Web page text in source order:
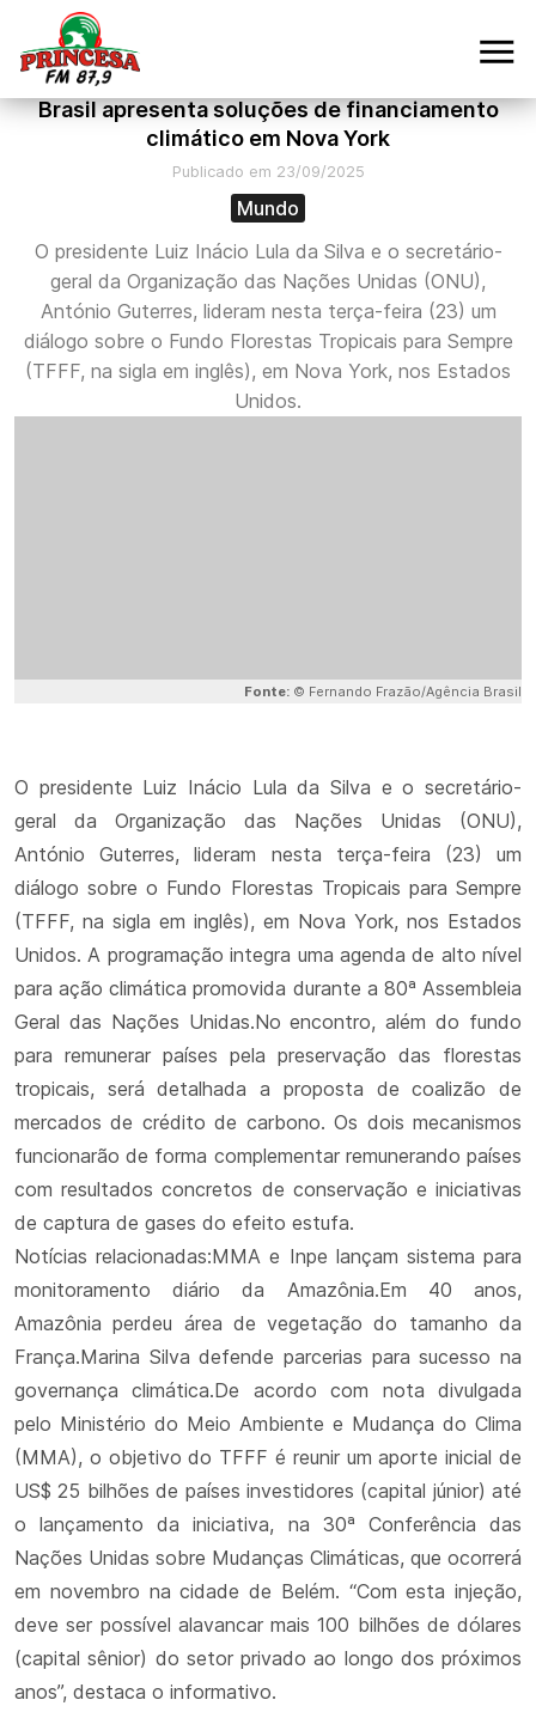
Brasil apresenta soluções de financiamento
climático em Nova York
Publicado em 23/09/2025
Mundo
O presidente Luiz Inácio Lula da Silva e o secretário-
geral da Organização das Nações Unidas (ONU),
António Guterres, lideram nesta terça-feira (23) um
diálogo sobre o Fundo Florestas Tropicais para Sempre
(TFFF, na sigla em inglês), em Nova York, nos Estados
Unidos.
Fonte: © Fernando Frazão/Agência Brasil
O presidente Luiz Inácio Lula da Silva e o secretário-
geral da Organização das Nações Unidas (ONU),
António Guterres, lideram nesta terça-feira (23) um
diálogo sobre o Fundo Florestas Tropicais para Sempre
(TFFF, na sigla em inglês), em Nova York, nos Estados
Unidos. A programação integra uma agenda de alto nível
para ação climática promovida durante a 80ª Assembleia
Geral das Nações Unidas.No encontro, além do fundo
para remunerar países pela preservação das florestas
tropicais, será detalhada a proposta de coalizão de
mercados de crédito de carbono. Os dois mecanismos
funcionarão de forma complementar remunerando países
com resultados concretos de conservação e iniciativas
de captura de gases do efeito estufa.
Notícias relacionadas:MMA e Inpe lançam sistema para
monitoramento diário da Amazônia.Em 40 anos,
Amazônia perdeu área de vegetação do tamanho da
França.Marina Silva defende parcerias para sucesso na
governança climática.De acordo com nota divulgada
pelo Ministério do Meio Ambiente e Mudança do Clima
(MMA), o objetivo do TFFF é reunir um aporte inicial de
US$ 25 bilhões de países investidores (capital júnior) até
o lançamento da iniciativa, na 30ª Conferência das
Nações Unidas sobre Mudanças Climáticas, que ocorrerá
em novembro na cidade de Belém. “Com esta injeção,
deve ser possível alavancar mais 100 bilhões de dólares
(capital sênior) do setor privado ao longo dos próximos
anos”, destaca o informativo.